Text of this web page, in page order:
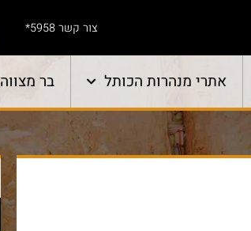
צור קשר 5958*
אתרי מנהרות הכותל בר מצווה